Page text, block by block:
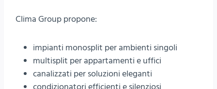
Clima Group propone:
impianti monosplit per ambienti singoli
multisplit per appartamenti e uffici
canalizzati per soluzioni eleganti